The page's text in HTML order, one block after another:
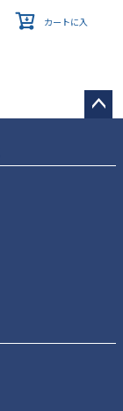
カートに入れる
ップ